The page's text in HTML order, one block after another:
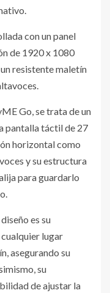
con un panel
de 1920 x 1080
resistente maletín
Go, se trata de un
pantalla táctil de 27
horizontal como
y su estructura
para guardarlo
es su
lugar
asegurando su
su
de ajustar la